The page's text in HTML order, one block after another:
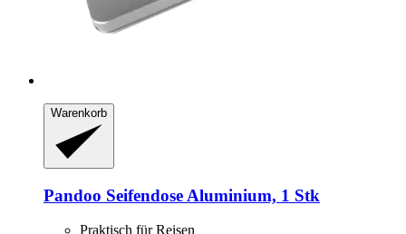
Warenkorb
Pandoo Seifendose Aluminium, 1 Stk
Praktisch für Reisen